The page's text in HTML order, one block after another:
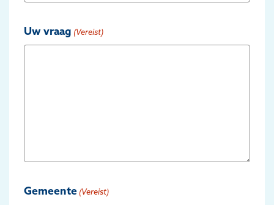
Uw vraag (Vereist)
Gemeente (Vereist)